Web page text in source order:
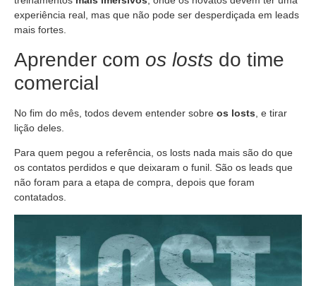
experiência real, mas que não pode ser desperdiçada em leads
mais fortes.
Aprender com os losts do time
comercial
No fim do mês, todos devem entender sobre os losts , e tirar
lição deles.
Para quem pegou a referência, os losts nada mais são do que
os contatos perdidos e que deixaram o funil. São os leads que
não foram para a etapa de compra, depois que foram
contatados.